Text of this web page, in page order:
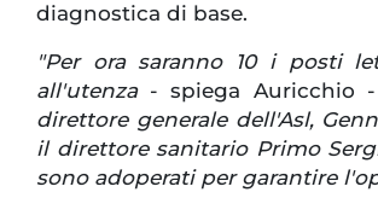
diagnostica di base.
"Per ora saranno 10 i posti
all'utenza- spiega Auricchio -
direttore generale dell'Asl,
il direttore sanitario Primo
sono adoperati per garantire